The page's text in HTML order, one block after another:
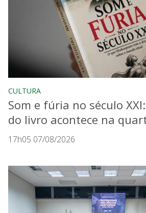
CULTURA
Som e fúria no século
do livro acontece na
17h05 07/08/2026